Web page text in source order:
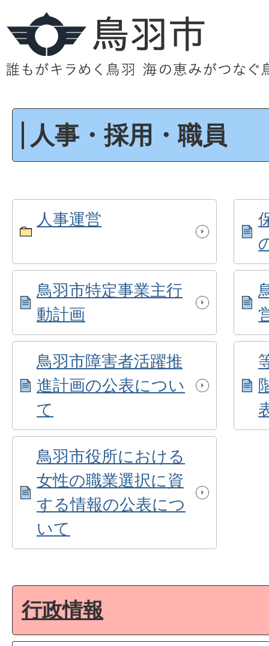
人事・採用・職員
人事運営
鳥羽市特定事業主行
動計画
鳥羽市障害者活躍推
進計画の公表につい
て
鳥羽市役所における
女性の職業選択に資
する情報の公表につ
いて
行政情報